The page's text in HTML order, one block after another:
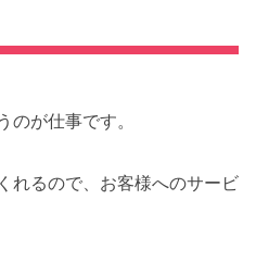
のが仕事です。
れるので、お客様へのサービ